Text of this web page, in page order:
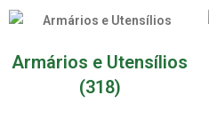
Armários e Utensílios
(318)